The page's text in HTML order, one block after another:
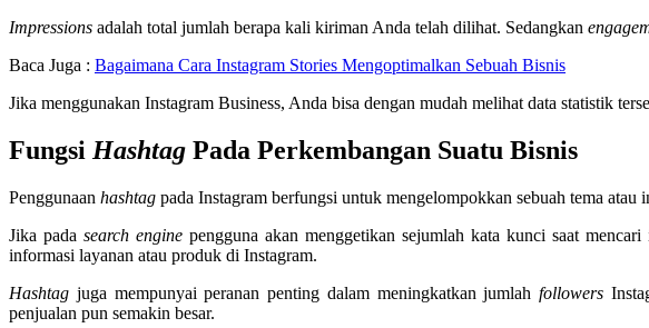
Impressions adalah total jumlah berapa kali kiriman Anda telah dilihat. Sedangkan
Baca Juga : Bagaimana Cara Instagram Stories Mengoptimalkan Sebuah Bisnis
Jika menggunakan Instagram Business, Anda bisa dengan mudah melihat data statistik
Fungsi Hashtag Pada Perkembangan Suatu Bisnis
Penggunaan hashtag pada Instagram berfungsi untuk mengelompokkan sebuah tema
Jika pada search engine pengguna akan menggetikan sejumlah kata kunci saat
informasi layanan atau produk di Instagram.
Hashtag juga mempunyai peranan penting dalam meningkatkan jumlah followers
penjualan pun semakin besar.